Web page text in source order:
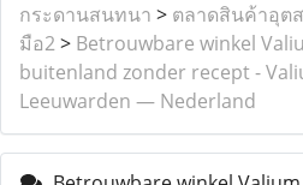
กระดานสนทนา > ตลาดสินค้าอุต
มือ2> Betrouwbare winkel
buitenland zonder recept -
Leeuwarden — Nederland